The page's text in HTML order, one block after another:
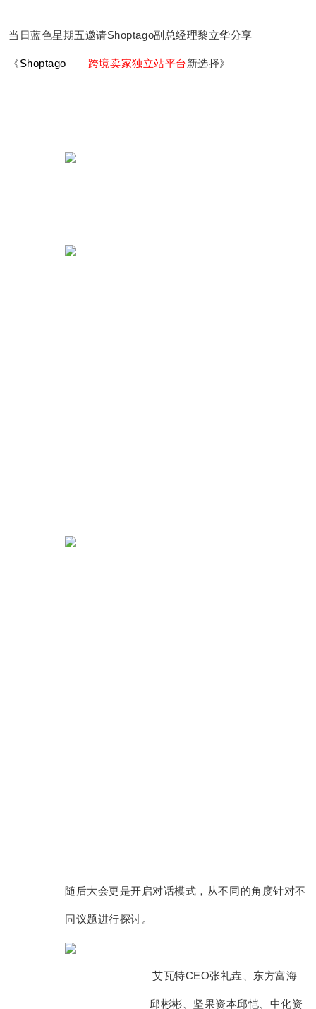
当日蓝色星期五邀请Shoptago副总经理黎立华分享
《Shoptago——跨境卖家独立站平台新选择》
随后大会更是开启对话模式，从不同的角度针对不
同议题进行探讨。
艾瓦特CEO张礼垚、东方富海
邱彬彬、坚果资本邱恺、中化资